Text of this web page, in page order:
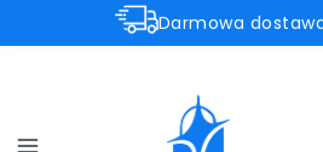
Darmowa
⚡Subtelnie. Czysto.